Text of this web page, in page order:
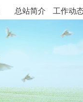
总站简介 工作动